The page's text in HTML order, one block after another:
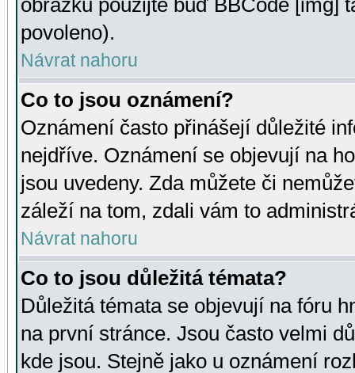
obrázku použijte buď BBCode [img]
povoleno).
Návrat nahoru
Co to jsou oznámení?
Oznámení často přinášejí důležité
nejdříve. Oznámení se objevují na
jsou uvedeny. Zda můžete či
záleží na tom, zdali vám to
Návrat nahoru
Co to jsou důležitá témata?
Důležitá témata se objevují na fóru
na první stránce. Jsou často velmi
kde jsou. Stejně jako u oznámení